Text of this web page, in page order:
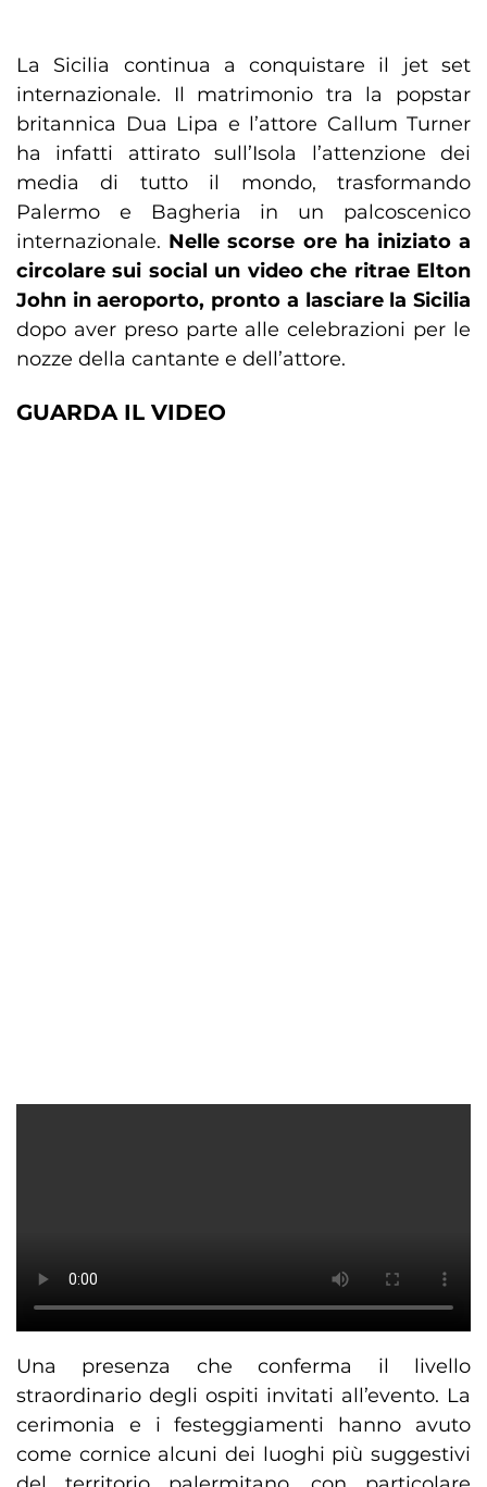
La Sicilia continua a conquistare il jet set
internazionale. Il matrimonio tra la popstar
britannica Dua Lipa e l’attore Callum Turner
ha infatti attirato sull’Isola l’attenzione dei
media di tutto il mondo, trasformando
Palermo e Bagheria in un palcoscenico
internazionale. Nelle scorse ore ha iniziato a
circolare sui social un video che ritrae Elton
John in aeroporto, pronto a lasciare la Sicilia
dopo aver preso parte alle celebrazioni per le
nozze della cantante e dell’attore.
GUARDA IL VIDEO
Una presenza che conferma il livello
straordinario degli ospiti invitati all’evento. La
cerimonia e i festeggiamenti hanno avuto
come cornice alcuni dei luoghi più suggestivi